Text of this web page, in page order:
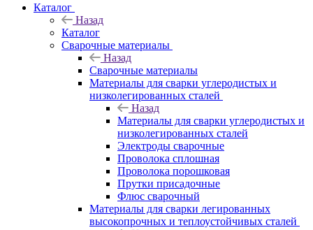
Каталог
Назад
Каталог
Сварочные материалы
Назад
Сварочные материалы
Материалы для сварки углеродистых и
низколегированных сталей
Назад
Материалы для сварки углеродистых и
низколегированных сталей
Электроды сварочные
Проволока сплошная
Проволока порошковая
Прутки присадочные
Флюс сварочный
Материалы для сварки легированных
высокопрочных и теплоустойчивых сталей